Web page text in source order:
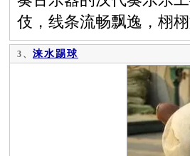
伎，线条流畅飘逸，栩
3、 涞水踢球